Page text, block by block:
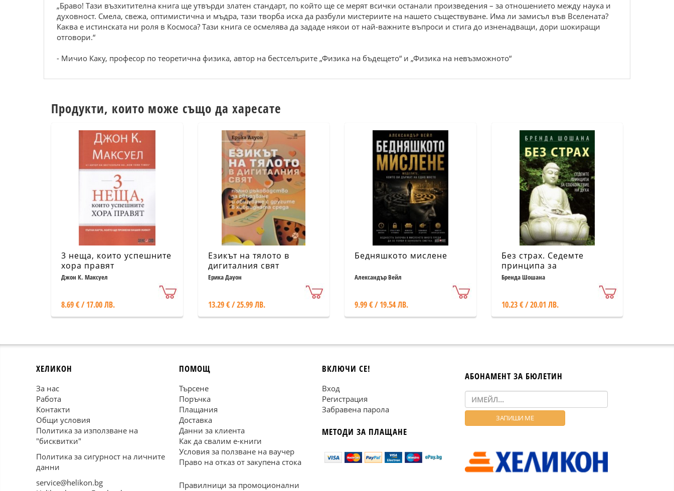
„Браво! Тази възхитителна книга ще утвърди златен стандарт, по който ще се мерят всички останали произведения – за отношението между наука и
духовност. Смела, свежа, оптимистична и мъдра, тази творба иска да разбули мистериите на нашето съществуване. Има ли замисъл във Вселената?
Каква е истинската ни роля в Космоса? Тази книга се осмелява да зададе някои от най-важните въпроси и стига до изненадващи, дори шокиращи
отговори.“
- Мичио Каку, професор по теоретична физика, автор на бестселърите „Физика на бъдещето“ и „Физика на невъзможното“
Продукти, които може също да харесате
3 неща, които успешните
хора правят
Джон К. Максуел
8.69 € / 17.00 ЛВ.
Езикът на тялото в
дигиталния свят
Ерика Дауон
13.29 € / 25.99 ЛВ.
Бедняшкото мислене
Александър Вейл
9.99 € / 19.54 ЛВ.
Без страх. Седемте
принципа за
спокойствие на духа
Бренда Шошана
10.23 € / 20.01 ЛВ.
ХЕЛИКОН
За нас
Работа
Контакти
Общи условия
Политика за използване на
"бисквитки"
Политика за сигурност на личните
данни
service@helikon.bg
ПОМОЩ
Търсене
Поръчка
Плащания
Доставка
Данни за клиента
Как да свалим е-книги
Условия за ползване на ваучер
Право на отказ от закупена стока
Правилници за промоционални
ВКЛЮЧИ СЕ!
Вход
Регистрация
Забравена парола
МЕТОДИ ЗА ПЛАЩАНЕ
АБОНАМЕНТ ЗА БЮЛЕТИН